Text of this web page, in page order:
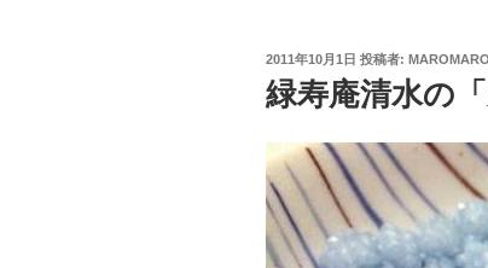
投
稿
日:
2011年10月1日 投稿者: MAROMARO
緑寿庵清水の